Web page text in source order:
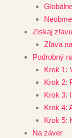
Získaj
Zľava
Podrobný
Krok 1:
Krok 2:
Krok 3:
Krok 4:
Krok 5:
Na záver